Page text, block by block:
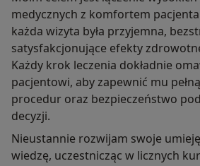
medycznych z komfortem
każda wizyta była przyjemna,
satysfakcjonujące efekty
Każdy krok leczenia dokładnie
pacjentowi, aby zapewnić mu
procedur oraz bezpieczeństwo
decyzji.
Nieustannie rozwijam swoje
wiedzę, uczestnicząc w licznych